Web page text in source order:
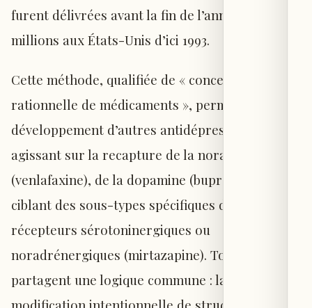
furent délivrées avant la fin de l’année, puis 4,5
millions aux États-Unis d’ici 1993.
Cette méthode, qualifiée de « conception
rationnelle de médicaments », permit ensuite le
développement d’autres antidépresseurs
agissant sur la recapture de la noradrénaline
(venlafaxine), de la dopamine (bupropion) ou
ciblant des sous-types spécifiques de
récepteurs sérotoninergiques ou
noradrénergiques (mirtazapine). Tous
partagent une logique commune : la